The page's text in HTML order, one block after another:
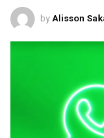
by Alisson